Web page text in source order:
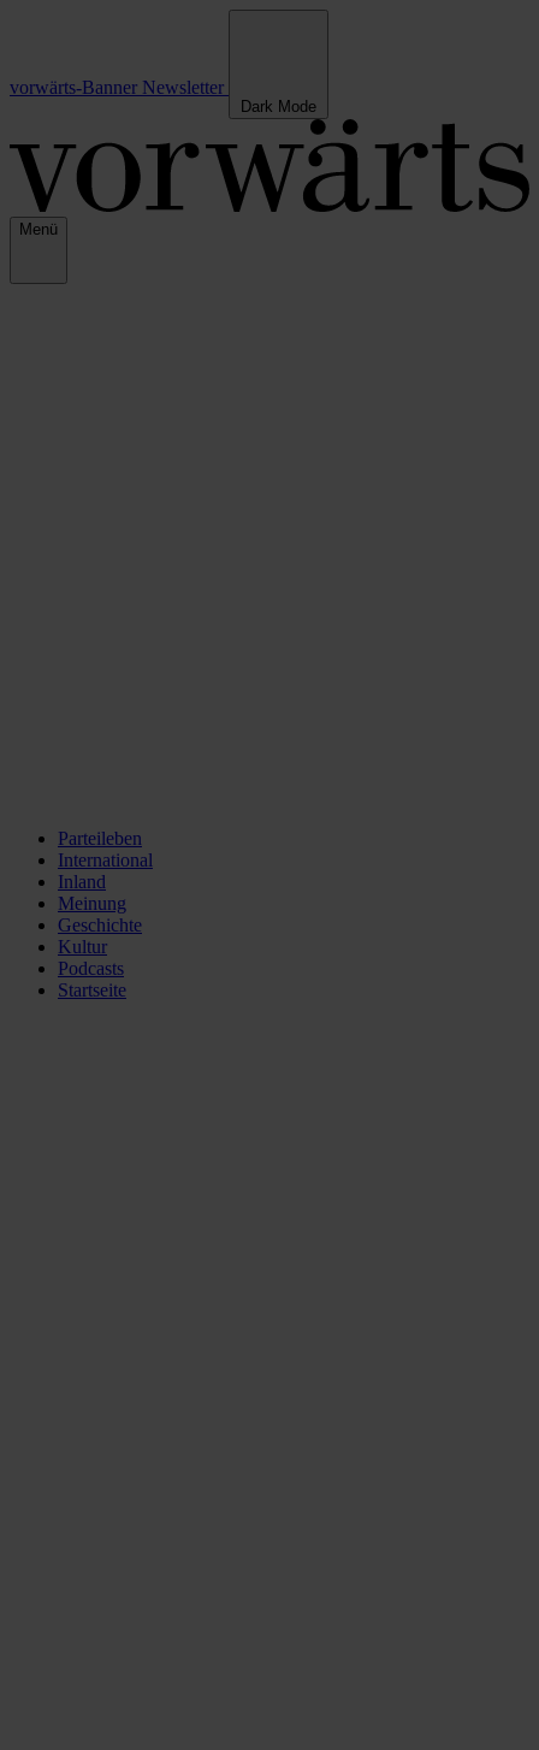
vorwärts-Banner Newsletter
Dark Mode
Menü
Parteileben
International
Inland
Meinung
Geschichte
Kultur
Podcasts
Startseite